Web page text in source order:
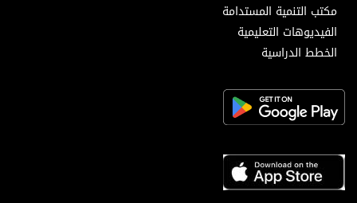
مكتب التنمية المستدامة
الفيديوهات التعليمية
الخطط الدراسية